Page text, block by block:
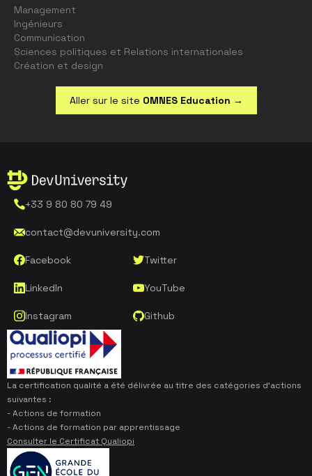
Management
Ingénieurs
Communication
Sciences politiques et Relations internationales
Création et design
Aller sur le site OMNES Education →
+33 9 80 80 79 49
contact@devuniversity.com
Facebook Twitter
LinkedIn YouTube
Instagram Github
La certification qualité a été délivrée au titre des catégories d’actions
suivantes :
- Actions de formation
- Actions de formation par apprentissage
Consulter le Certificat Qualiopi